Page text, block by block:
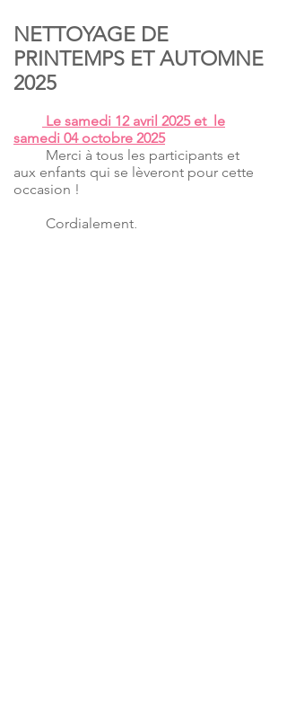
NETTOYAGE DE
PRINTEMPS ET AUTOMNE
2025
Le samedi 12 avril 2025 et le
samedi 04 octobre 2025
Merci à tous les participants et
aux enfants qui se lèveront pour cette
occasion !
Cordialement,